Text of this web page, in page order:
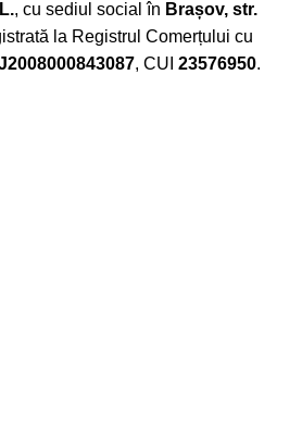
, cu sediul social în Brașov, str.
la Registrul Comerțului cu
, CUI 23576950.​